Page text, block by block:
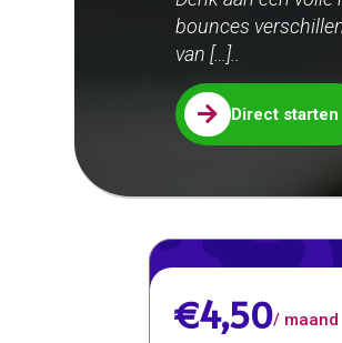
bounces
van […]..
 Direct starten
€4,50/ maand